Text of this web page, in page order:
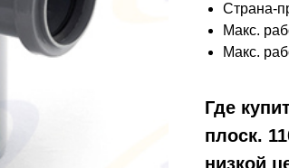
Страна-
Макс.
Макс.
Где
плоск.
низкой